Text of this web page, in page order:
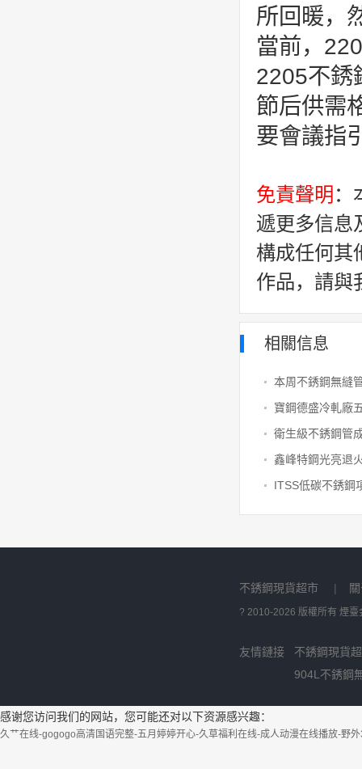
所回暖，
當前，
2205不銹
節后供需
要會議指
免責聲明 ：
遞更多信息
構成任何其
作品，請與
相關信息
鑫峰特鋼光亮退
ITSS低碳不銹鋼
不銹鋼現貨超市 |
? 2010-2026 版權所有 煙
友情鏈接
不銹鋼現貨
904L不銹鋼
感谢您访问我们的网站，您可能还对以下资源感兴趣：
久艹在线-gogogo高清国语完整-五月婷婷开心-久草福利在线-成人动漫在线播放-野